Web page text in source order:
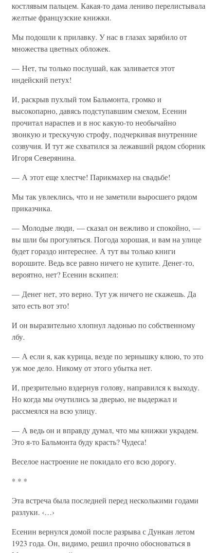
костлявым пальцем. Какая-то дама лениво перелистывала
желтые французские книжки.
Мы подошли к прилавку. У нас в глазах зарябило от
множества цветных обложек.
— Нет, ты только послушай, как заливается этот
индейский петух!
И, раскрыв пухлый том Бальмонта, громко и
высокопарно, давясь подступавшим смехом, Есенин
прочитал нараспев и в нос какую-то необычайно
звонкую и трескучую строфу, подчеркивая внутренние
созвучия. И тут же схватился за лежавший рядом сборник
Игоря Северянина.
— А этот еще хлестче! Парикмахер на свадьбе!
Мы так увлеклись, что и не заметили выросшего рядом
приказчика.
— Молодые люди, — сказал он вежливо и спокойно, —
вы шли бы прогуляться. Погода хорошая, и вам на улице
будет гораздо интереснее. А тут вы только книги
ворошите. Ведь все равно ничего не купите. Денег-то,
вероятно, нет? Есенин вскипел:
— Денег нет, это верно. Тут уж ничего не скажешь. Да
зато есть вот это!
И он выразительно хлопнул ладонью по собственному
лбу.
— А если я, как курица, везде по зернышку клюю, то это
уж мое дело. Никому от этого убытка нет.
И, презрительно вздернув голову, направился к выходу.
Но когда мы очутились за дверью, не выдержал и
рассмеялся на всю улицу.
— А ведь он и вправду думал, что мы книжки украдем.
Это я-то Бальмонта буду красть? Чудеса!
Веселое настроение не покидало его всю дорогу.
* * *
Эта встреча была последней перед несколькими годами
разлуки. ‹…›
Есенин вернулся домой после разрыва с Дункан летом
1923 года. Он, видимо, решил прочно обосноваться в